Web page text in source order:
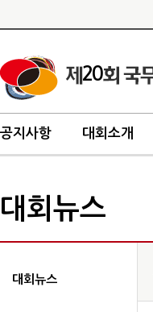
20
공지사항 대회소개
대회뉴스
대회뉴스